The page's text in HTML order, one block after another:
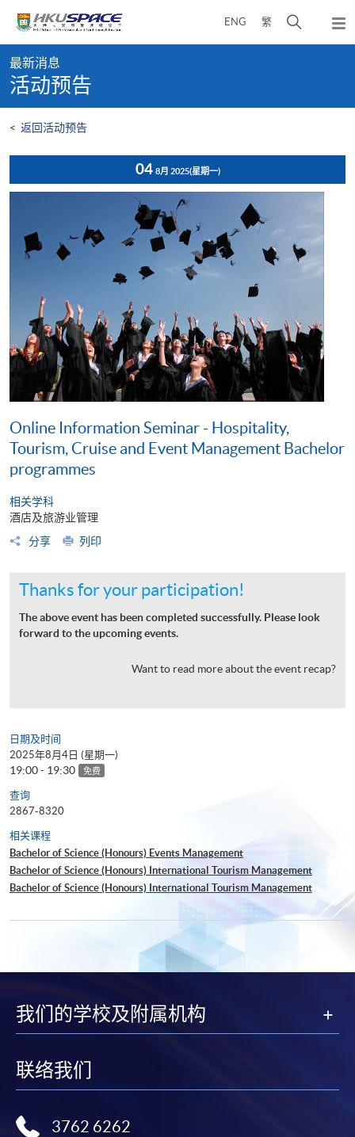
content
ENG 繁
开
弹
出
content
start
最新消息
活动预告
< 返回活动预告
04 8月 2025(星期一)
Online Information Seminar - Hospitality,
Tourism, Cruise and Event Management Bachelor
programmes
相关学科
酒店及旅游业管理
分享
列印
Thanks for your participation!
The above event has been completed successfully. Please look
forward to the upcoming events.
Want to read more about the event recap?
日期及时间
2025年8月4日 (星期一)
19:00 - 19:30 免费
查询
2867-8320
相关课程
Bachelor of Science (Honours) Events Management
Bachelor of Science (Honours) International Tourism Management
Bachelor of Science (Honours) International Tourism Management
我们的学校及附属机构
联络我们
3762 6262